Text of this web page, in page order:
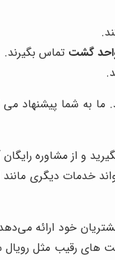
گشت تماس بگیرند.
ما به شما پیشنهاد
و از مشاوره رایگان
خدمات دیگری مانند
خود ارائه
های رقیب مثل رویال